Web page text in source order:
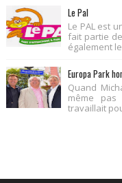
Le Pal
Le PAL est
fait partie
également
Europa Park
Quand
même
travaillait